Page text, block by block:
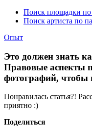
Поиск площадки по
Поиск артиста по
Опыт
Это должен знать
Правовые аспекты
фотографий, чтобы
Понравилась статья?!
приятно :)
Поделиться